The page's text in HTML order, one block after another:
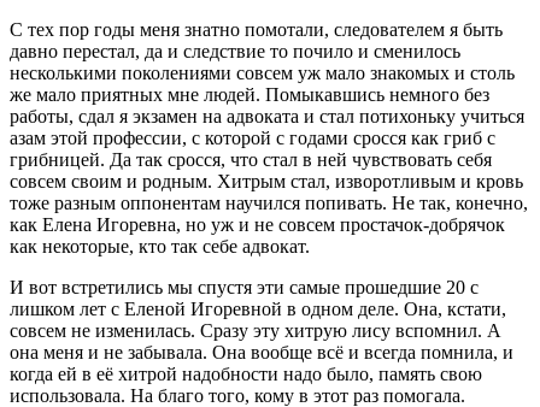
С тех пор годы меня знатно помотали, следователем я быть
давно перестал, да и следствие то почило и сменилось
несколькими поколениями совсем уж мало знакомых и столь
же мало приятных мне людей. Помыкавшись немного без
работы, сдал я экзамен на адвоката и стал потихоньку учиться
азам этой профессии, с которой с годами сросся как гриб с
грибницей. Да так сросся, что стал в ней чувствовать себя
совсем своим и родным. Хитрым стал, изворотливым и кровь
тоже разным оппонентам научился попивать. Не так, конечно,
как Елена Игоревна, но уж и не совсем простачок-добрячок
как некоторые, кто так себе адвокат.
И вот встретились мы спустя эти самые прошедшие 20 с
лишком лет с Еленой Игоревной в одном деле. Она, кстати,
совсем не изменилась. Сразу эту хитрую лису вспомнил. А
она меня и не забывала. Она вообще всё и всегда помнила, и
когда ей в её хитрой надобности надо было, память свою
использовала. На благо того, кому в этот раз помогала.